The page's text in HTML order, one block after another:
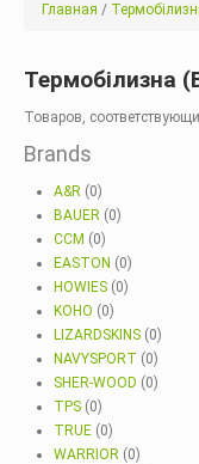
Главная /
Термобілизна
Товаров,
Brands
A&R (0)
BAUER (0)
CCM (0)
EASTON (0)
HOWIES (0)
KOHO (0)
LIZARDSKINS (0)
NAVYSPORT (0)
SHER-WOOD (0)
TPS (0)
TRUE (0)
WARRIOR (0)